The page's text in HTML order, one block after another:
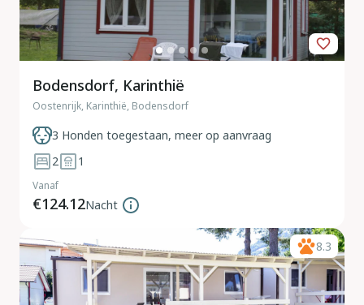
Bodensdorf, Karinthië
Oostenrijk, Karinthië, Bodensdorf
3 Honden toegestaan, meer op aanvraag
2
1
Vanaf
€124.12Nacht
8.3